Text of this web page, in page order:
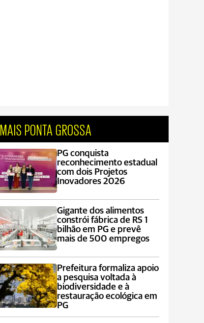
MAIS PONTA GROSSA
PG conquista
reconhecimento estadual
com dois Projetos
Inovadores 2026
Gigante dos alimentos
constrói fábrica de RS 1
bilhão em PG e prevê
mais de 500 empregos
Prefeitura formaliza apoio
a pesquisa voltada à
biodiversidade e à
restauração ecológica em
PG